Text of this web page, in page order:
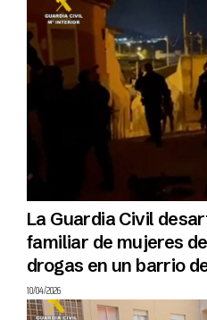
La Guardia Civil
familiar de mujeres
drogas en un barrio
10/04/2026